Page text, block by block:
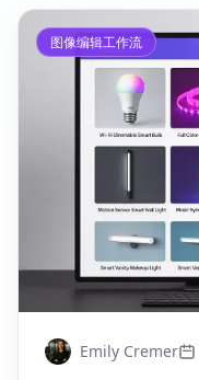
图像编辑工作流
Emily Cremer